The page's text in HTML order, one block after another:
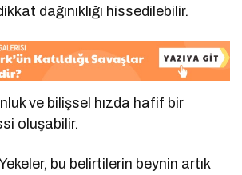
dağınıklığı hissedilebilir.
ve bilişsel hızda hafif bir
oluşabilir.
bu belirtilerin beynin artık